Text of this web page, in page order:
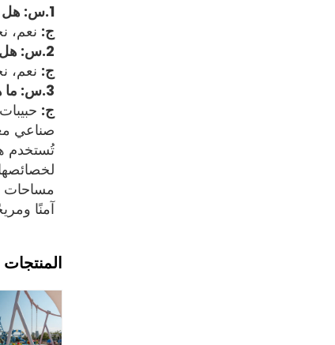
1.س: هل يمكنني الحصول على عينات قبل تقديم طلب بالجملة؟
ج: نعم،
2.س: هل تقدم خيارات التخصيص للون والحجم؟
ج: نعم،
3.س: ما هي حبيبات المطاط EPDM؟
ج:
صناعي
تُستخدم
آمنًا